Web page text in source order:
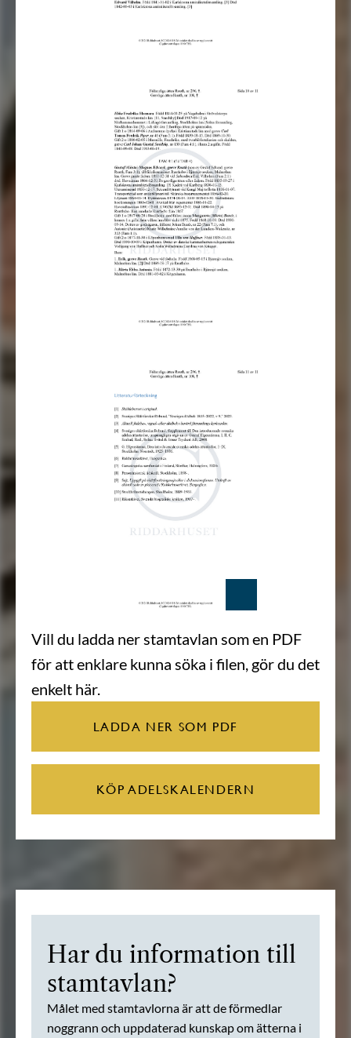
Vill du ladda ner stamtavlan som en PDF
för att enklare kunna söka i filen, gör du det
enkelt här.
LADDA NER SOM PDF
KÖP ADELSKALENDERN
Har du information till
stamtavlan?
Målet med stamtavlorna är att de förmedlar
noggrann och uppdaterad kunskap om ätterna i